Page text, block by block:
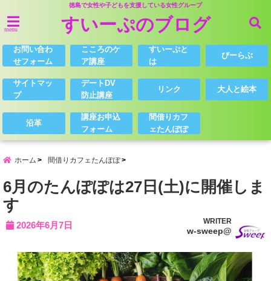
徳島で女性や子どもを支援している女性グループ
menu すいーぷのブログ
お問い合わ
せフォーム
こころのケ
ア講座
すいーぷと
は
びーらぶ
サイトマッ
プ
デートDV
防止講座
リンク 大人と絵本
沿革
講座お申込
フォーム
間借りカフ
ェたんぽぽ
ホーム 間借りカフェたんぽぽ
6月のたんぽぽは27日(土)に開催しま
す
2026年6月7日 WRITER
w-sweep@